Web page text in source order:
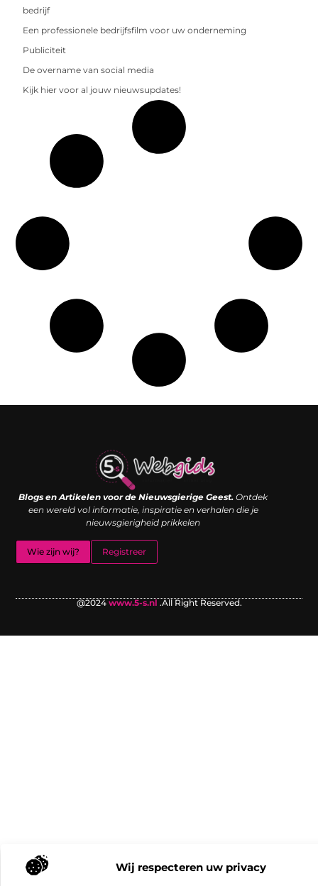
Wij respecteren uw privacy
bedrijf
Een professionele bedrijfsfilm voor uw onderneming
Publiciteit
De overname van social media
Kijk hier voor al jouw nieuwsupdates!
Blogs en Artikelen voor de Nieuwsgierige Geest. Ontdek
een wereld vol informatie, inspiratie en verhalen die je
nieuwsgierigheid prikkelen
Wie zijn wij? Registreer
@2024 www.5-s.nl .All Right Reserved.